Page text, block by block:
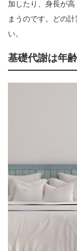
加したり、身長が
まうのです。どの
い。
基礎代謝は年